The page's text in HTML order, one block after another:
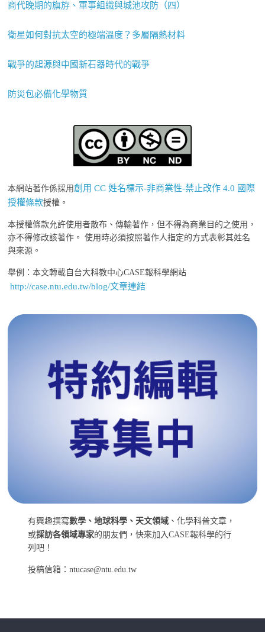
商代晚期的旗斿、軍事組織與城池攻防（四）
衛星如何對抗太空的極端溫度？多層隔熱材料
戰爭的起源與中國新石器時代的戰爭
防災包必備化學物質
本網站著作係採用創用 CC 姓名標示-非商業性-禁止改作 4.0 國際
授權條款授權。
本授權條款允許使用者散布、傳輸著作，但不得為商業目的之使用，
亦不得修改該著作。 使用時必須按照著作人指定的方式表彰其姓名
與來源。
舉例：本文轉載自台大科教中心CASE報科學網站
http://case.ntu.edu.tw/blog/文章連結
有興趣撰寫數學、地球科學、天文領域 、化學科普文章，
或採訪各領域專家的朋友們，快來加入CASE報科學的行
列吧！
投稿信箱：ntucase@ntu.edu.tw